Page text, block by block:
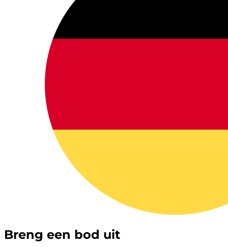
Breng een bod uit